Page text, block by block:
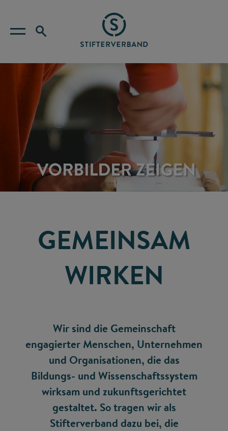
GEMEINSAM
WIRKEN
Wir sind die Gemeinschaft
engagierter Menschen, Unternehmen
und Organisationen, die das
Bildungs- und Wissenschaftssystem
wirksam und zukunftsgerichtet
gestaltet. So tragen wir als
Stifterverband dazu bei, die